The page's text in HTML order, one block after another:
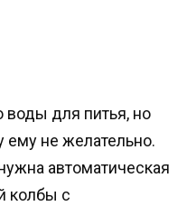
воды для питья, но
ему не желательно.
автоматическая
колбы с